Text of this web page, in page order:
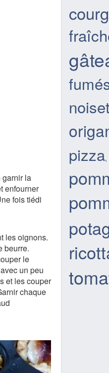
garnir la
enfourner
fois tiédi
les oignons.
beurre.
le
un peu
et les couper
chaque
pizza,